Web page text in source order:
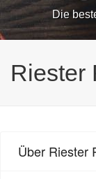
Die
Riester
Über Riester